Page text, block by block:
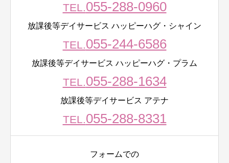
TEL.055-288-0960
放課後等デイサービス ハッピーハグ・シャイン
TEL.055-244-6586
放課後等デイサービス ハッピーハグ・プラム
TEL.055-288-1634
放課後等デイサービス アテナ
TEL.055-288-8331
フォームでの